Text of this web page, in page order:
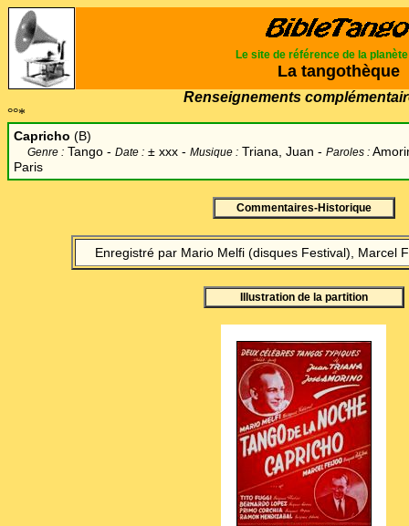
Le site de référence de la planète
La tangothèque
Renseignements
°°*
Capricho (B)
Genre : Tango - Date : ± xxx - Musique : Triana, Juan - Paroles :
Paris
Commentaires-Historique
Enregistré par Mario Melfi (disques Festival), Marcel
Illustration de la partition